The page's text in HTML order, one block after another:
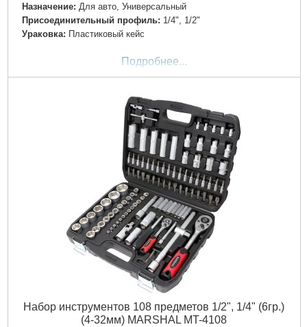
Назначение: Для авто, Универсальный
Пpиcoeдинитeльный пpoфиль: 1/4", 1/2"
Ураковка: Пластиковый кейс
Подробнее...
Набор инструментов 108 предметов 1/2", 1/4" (6гр.)
(4-32мм) MARSHAL MT-4108